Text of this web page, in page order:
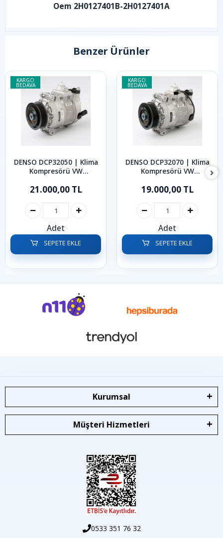
Oem 2H0127401B-2H0127401A
Benzer Ürünler
KARGO
BEDAVA
DENSO DCP32050 | Klima
Kompresörü VW
Caravelle Multivan Amarok
21.000,00 TL
Adet
SEPETE EKLE
KARGO
BEDAVA
DENSO DCP32070 | Klima
Kompresörü VW
Multivan Amarok 2009-
19.000,00 TL
Adet
SEPETE EKLE
Kurumsal
Müşteri Hizmetleri
0533 351 76 32